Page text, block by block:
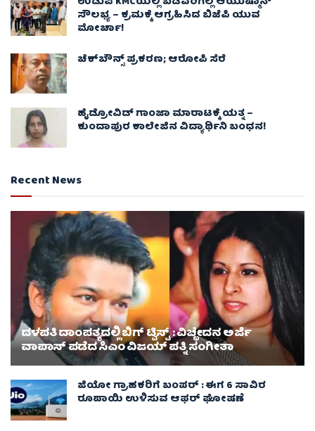
ಸೌಲಭ್ಯ – ಕ್ರಮಕ್ಕೆ ಆಗ್ರಹಿಸಿದ ಬಿಜೆಪಿ ಯುವ
ಮೋರ್ಚಾ!
ಚೆಕ್​ಬೌನ್ಸ್​ ಪ್ರಕರಣ; ಆರೋಪಿ ಸೆರೆ
ಹೈಡ್ರೋವಿಡ್ ಗಾಂಜಾ ಮಾರಾಟಕ್ಕೆ ಯತ್ನ –
ಕುಂದಾಪುರ ಕಾಲೇಜಿನ ವಿದ್ಯಾರ್ಥಿನಿ ಬಂಧನ!
Recent News
ದಳಪತಿ ದಾಂಪತ್ಯದಲ್ಲಿ ಬಿಗ್ ಟ್ವಿಸ್ಟ್ : ವಿಚ್ಛೇದನ ಅರ್ಜಿ
ವಾಪಾಸ್‌ ಪಡೆದ ಸಿಎಂ ವಿಜಯ್ ಪತ್ನಿ ಸಂಗೀತಾ‌
ಜಿಯೋ ಗ್ರಾಹಕರಿಗೆ ಬಂಪರ್ : ಈಗ 6 ಸಾವಿರ
ರೂಪಾಯಿ ಉಳಿಸುವ ಆಫರ್ ಘೋಷಣೆ